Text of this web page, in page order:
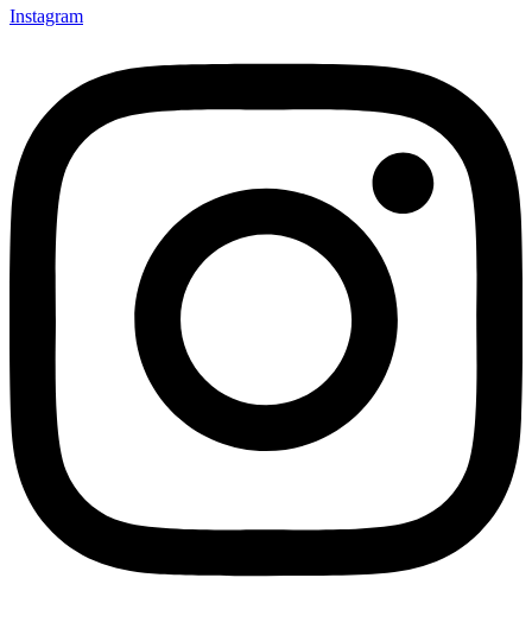
Instagram